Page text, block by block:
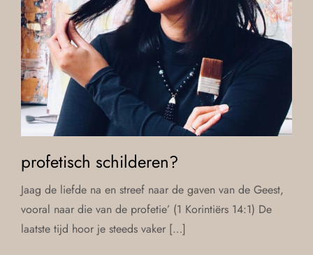
profetisch schilderen?
Jaag de liefde na en streef naar de gaven van de Geest,
vooral naar die van de profetie’ (1 Korintiërs 14:1) De
laatste tijd hoor je steeds vaker […]